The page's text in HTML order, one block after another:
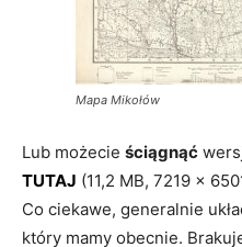
Mapa Mikołów
Lub możecie ściągnąć
TUTAJ (11,2 MB, 7219 x
Co ciekawe, generalnie
który mamy obecnie.